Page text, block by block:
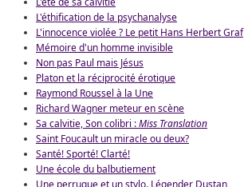
L'éthification de la psychanalyse
L'innocence violée ? Le petit Hans Herbert Graf
Mémoire d'un homme invisible
Non pas Paul mais Jésus
Platon et la réciprocité érotique
Raymond Roussel à la Une
Richard Wagner meteur en scène
Sa calvitie, Son colibri :Miss Translation
Saint Foucault un miracle ou deux?
Santé! Sporté! Clarté!
Une école du balbutiement
Une perruque et un stylo. Légender Dustan